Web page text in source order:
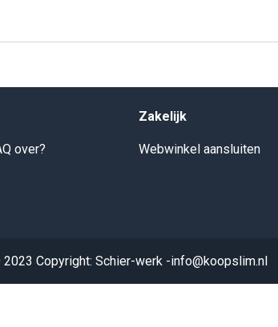
over?
Zakelijk
Webwinkel aansluiten
Copyright: Schier-werk -info@koopslim.nl